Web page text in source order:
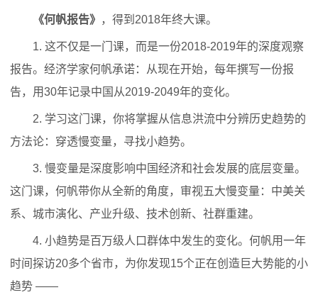
《何帆报告》 ，得到2018年终大课。
1. 这不仅是一门课，而是一份2018-2019年的深度观察
报告。经济学家何帆承诺：从现在开始，每年撰写一份报
告，用30年记录中国从2019-2049年的变化。
2. 学习这门课，你将掌握从信息洪流中分辨历史趋势的
方法论：穿透慢变量，寻找小趋势。
3. 慢变量是深度影响中国经济和社会发展的底层变量。
这门课，何帆带你从全新的角度，审视五大慢变量：中美关
系、城市演化、产业升级、技术创新、社群重建。
4. 小趋势是百万级人口群体中发生的变化。何帆用一年
时间探访20多个省市，为你发现15个正在创造巨大势能的小
趋势 ——